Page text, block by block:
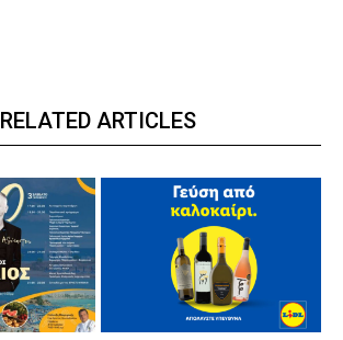
RELATED ARTICLES